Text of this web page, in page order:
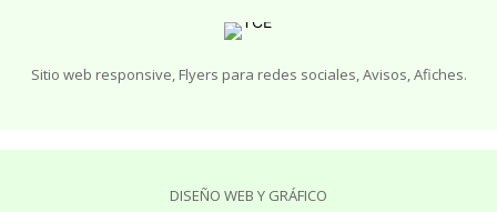
Sitio web responsive, Flyers para redes sociales, Avisos, Afiches.
DISEÑO WEB Y GRÁFICO